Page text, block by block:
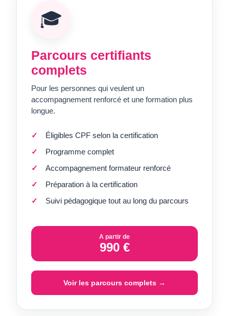
🎓
Parcours certifiants
complets
Pour les personnes qui veulent un
accompagnement renforcé et une formation plus
longue.
Éligibles CPF selon la certification
Programme complet
Accompagnement formateur renforcé
Préparation à la certification
Suivi pédagogique tout au long du parcours
A partir de
990 €
Voir les parcours complets →